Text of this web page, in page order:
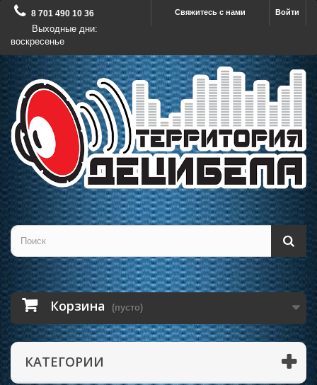
Войти
Свяжитесь с нами
8 701 490 10 36
Выходные дни:
воскресенье
Корзина (пусто)
КАТЕГОРИИ